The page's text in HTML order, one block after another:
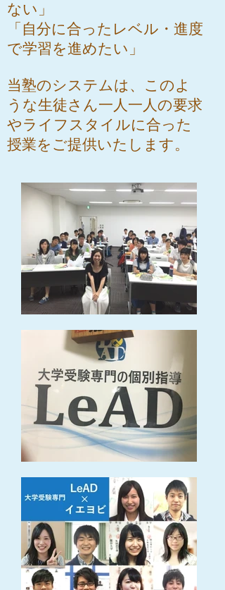
ない」
「自分に合ったレベル・進度
で学習を進めたい」
当塾のシステムは、このよ
うな生徒さん一人一人の要求
やライフスタイルに合った
授業をご提供いたします。